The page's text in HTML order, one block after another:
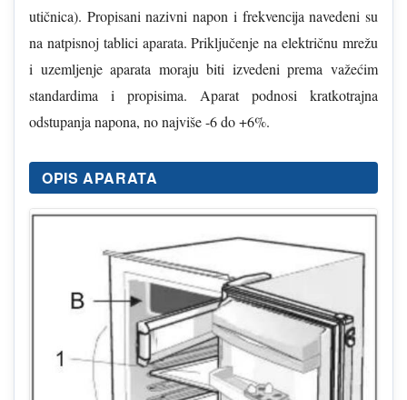
utičnica). Propisani nazivni napon i frekvencija navedeni su
na natpisnoj tablici aparata. Priključenje na električnu mrežu
i uzemljenje aparata moraju biti izvedeni prema važećim
standardima i propisima. Aparat podnosi kratkotrajna
odstupanja napona, no najviše -6 do +6%.
OPIS APARATA